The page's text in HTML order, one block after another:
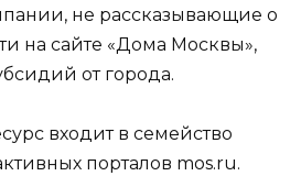
не рассказывающие о
на сайте «Дома Москвы»,
от города.
входит в семейство
порталов mos.ru.